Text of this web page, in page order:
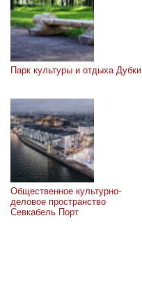
Парк культуры и отдыха Дубки
Общественное культурно-
деловое пространство
Севкабель Порт